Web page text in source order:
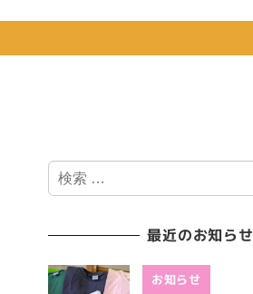
検
索
最近のお知らせ
お知らせ